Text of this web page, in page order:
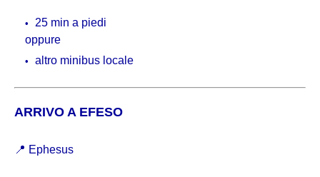
25 min a piedi
oppure
altro minibus locale
ARRIVO A EFESO
📍 Ephesus